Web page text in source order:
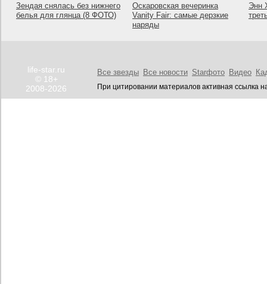
Зендая снялась без нижнего
белья для глянца (8 ФОТО)
Оскаровская вечеринка
Vanity Fair: самые дерзкие
наряды
Энн
life-star.ru
© 18+
2008-2026
Все звезды Все новости Starфото Видео
При цитировании материалов активная ссылка